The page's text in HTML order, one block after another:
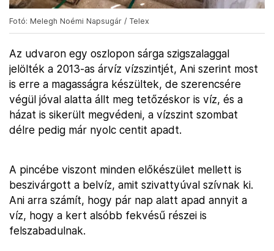
Fotó: Melegh Noémi Napsugár / Telex
Az udvaron egy oszlopon sárga szigszalaggal
jelölték a 2013-as árvíz vízszintjét, Ani szerint most
is erre a magasságra készültek, de szerencsére
végül jóval alatta állt meg tetőzéskor is víz, és a
házat is sikerült megvédeni, a vízszint szombat
délre pedig már nyolc centit apadt.
A pincébe viszont minden előkészület mellett is
beszivárgott a belvíz, amit szivattyúval szívnak ki.
Ani arra számít, hogy pár nap alatt apad annyit a
víz, hogy a kert alsóbb fekvésű részei is
felszabadulnak.